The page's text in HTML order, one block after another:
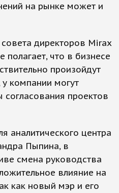
на рынке может и
директоров Mirax
что в бизнесе
произойдут
у компании могут
проектов
аналитического центра
Пыпина, в
смена руководства
влияние на
как новый мэр и его